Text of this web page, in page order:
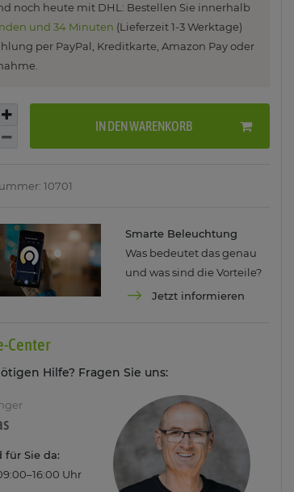
noch heute mit DHL: Bestellen Sie innerhalb
und 34 Minuten (Lieferzeit 1-3 Werktage)
per PayPal, Kreditkarte, Amazon Pay oder
IN DEN WARENKORB
10701
Smarte Beleuchtung
Was bedeutet das genau
und was sind die Vorteile?
Jetzt informieren
Center
Hilfe? Fragen Sie uns:
für Sie da:
Uhr